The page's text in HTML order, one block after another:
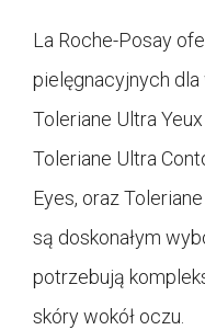
La Roche-Posay
pielęgnacyjnych
Toleriane Ultra
Toleriane Ultra
Eyes, oraz
są doskonałym
potrzebują
skóry wokół oczu.